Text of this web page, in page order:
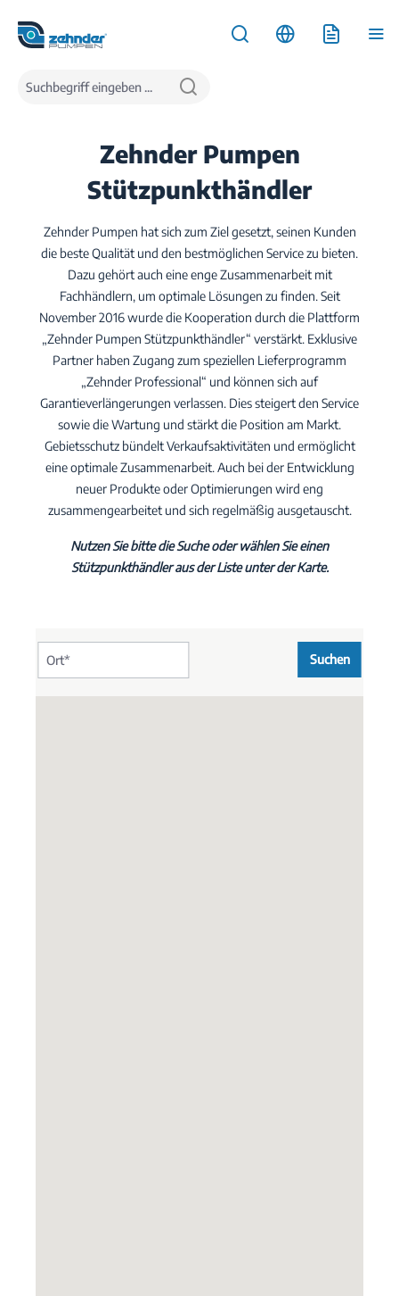
springen
Service Stützpunkthändler
Zehnder Pumpen
Stützpunkthändler
Zehnder Pumpen hat sich zum Ziel gesetzt, seinen Kunden
die beste Qualität und den bestmöglichen Service zu bieten.
Dazu gehört auch eine enge Zusammenarbeit mit
Fachhändlern, um optimale Lösungen zu finden. Seit
November 2016 wurde die Kooperation durch die Plattform
„Zehnder Pumpen Stützpunkthändler“ verstärkt. Exklusive
Partner haben Zugang zum speziellen Lieferprogramm
„Zehnder Professional“ und können sich auf
Garantieverlängerungen verlassen. Dies steigert den Service
sowie die Wartung und stärkt die Position am Markt.
Gebietsschutz bündelt Verkaufsaktivitäten und ermöglicht
eine optimale Zusammenarbeit. Auch bei der Entwicklung
neuer Produkte oder Optimierungen wird eng
zusammengearbeitet und sich regelmäßig ausgetauscht.
Nutzen Sie bitte die Suche oder wählen Sie einen
Stützpunkthändler aus der Liste unter der Karte.
Suchen